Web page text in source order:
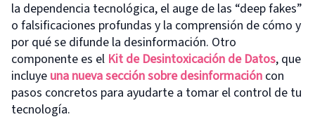
la dependencia tecnológica, el auge de las “deep fakes”
o falsificaciones profundas y la comprensión de cómo y
por qué se difunde la desinformación. Otro
componente es el Kit de Desintoxicación de Datos, que
incluye una nueva sección sobre desinformación con
pasos concretos para ayudarte a tomar el control de tu
tecnología.